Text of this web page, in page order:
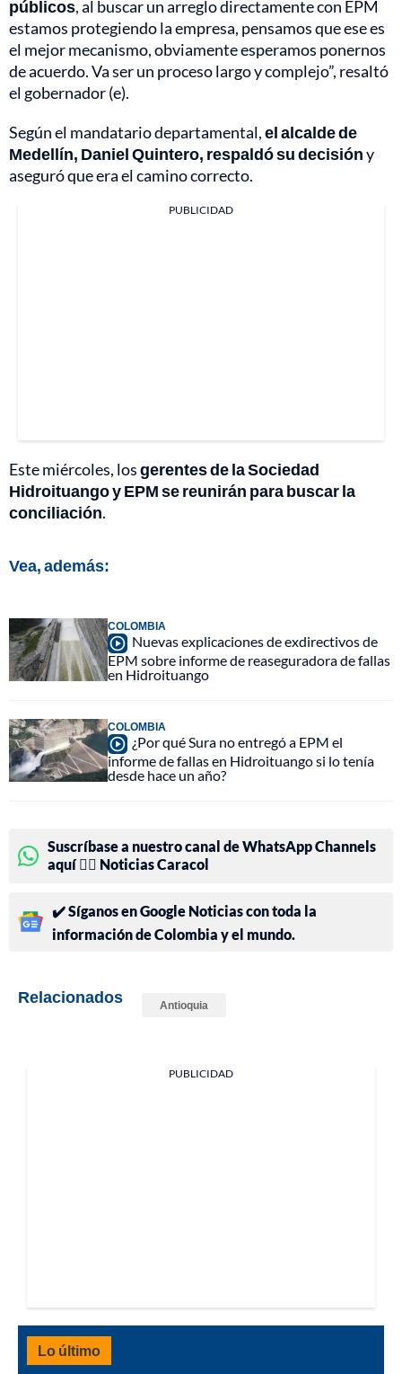
públicos, al buscar un arreglo directamente con EPM
estamos protegiendo la empresa, pensamos que ese es
el mejor mecanismo, obviamente esperamos ponernos
de acuerdo. Va ser un proceso largo y complejo”, resaltó
el gobernador (e).
Según el mandatario departamental,el alcalde de
Medellín, Daniel Quintero, respaldó su decisióny
aseguró que era el camino correcto.
PUBLICIDAD
Este miércoles, losgerentes de la Sociedad
Hidroituango y EPM se reunirán para buscar la
conciliación.
Vea, además:
COLOMBIA
Nuevas explicaciones de exdirectivos de
EPM sobre informe de reaseguradora de fallas
en Hidroituango
COLOMBIA
¿Por qué Sura no entregó a EPM el
informe de fallas en Hidroituango si lo tenía
desde hace un año?
Suscríbase a nuestro canal de WhatsApp Channels
aquí 👉🏻 Noticias Caracol
✔️ Síganos en Google Noticias con toda la
información de Colombia y el mundo.
Relacionados Antioquia
PUBLICIDAD
Lo último